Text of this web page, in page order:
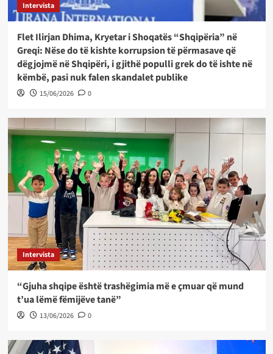
Intervista
Flet Ilirjan Dhima, Kryetar i Shoqatës “Shqipëria” në
Greqi: Nëse do të kishte korrupsion të përmasave që
dëgjojmë në Shqipëri, i gjithë populli grek do të ishte në
këmbë, pasi nuk falen skandalet publike
15/06/2026 0
Intervista
“Gjuha shqipe është trashëgimia më e çmuar që mund
t’ua lëmë fëmijëve tanë”
13/06/2026 0